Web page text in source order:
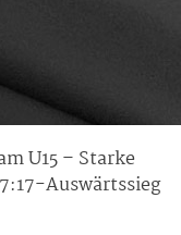
U15 – Starke
Auswärtssieg